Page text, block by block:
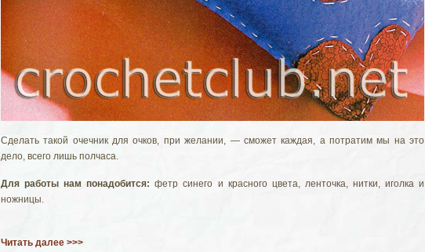
Сделать такой очечник для очков, при желании, — сможет каждая, а потратим мы на это
дело, всего лишь полчаса.
Для работы нам понадобится: фетр синего и красного цвета, ленточка, нитки, иголка и
ножницы.
Читать далее >>>